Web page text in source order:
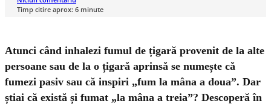
Timp citire aprox: 6 minute
Atunci când inhalezi fumul de țigară provenit de la alte
persoane sau de la o țigară aprinsă se numește că
fumezi pasiv sau că inspiri „fum la mâna a doua”. Dar
știai că există și fumat „la mâna a treia”? Descoperă în